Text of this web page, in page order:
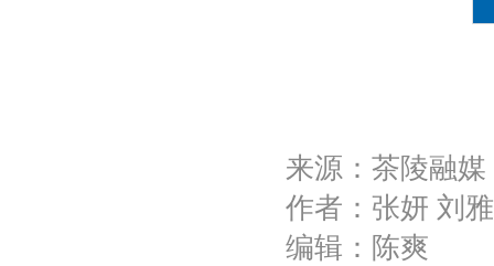
来源：茶陵融媒
作者：张妍 刘
编辑：陈爽